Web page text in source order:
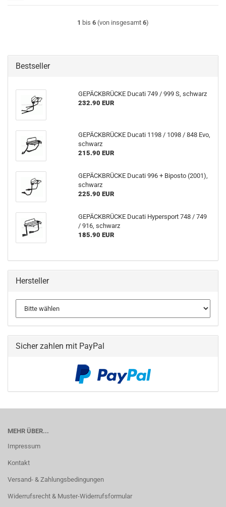
1 bis 6 (von insgesamt 6)
Bestseller
GEPÄCKBRÜCKE Ducati 749 / 999 S, schwarz
232.90 EUR
GEPÄCKBRÜCKE Ducati 1198 / 1098 / 848 Evo,
schwarz
215.90 EUR
GEPÄCKBRÜCKE Ducati 996 + Biposto (2001),
schwarz
225.90 EUR
GEPÄCKBRÜCKE Ducati Hypersport 748 / 749
/ 916, schwarz
185.90 EUR
Hersteller
Sicher zahlen mit PayPal
MEHR ÜBER...
Impressum
Kontakt
Versand- & Zahlungsbedingungen
Widerrufsrecht & Muster-Widerrufsformular